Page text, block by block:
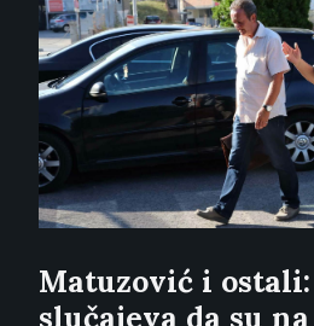
Matuzović i
slučajeva da su